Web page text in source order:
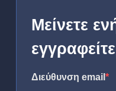
Μείνετε
Διεύθυνση email